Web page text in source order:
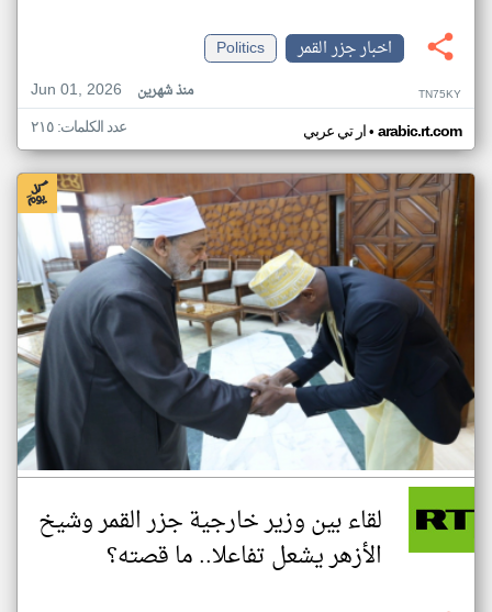
اخبار جزر القمر
Politics
Jun 01, 2026
منذ شهرين TN75KY
ار تي عربي• arabic.rt.com عدد الكلمات: ٢١٥
لقاء بين وزير خارجية جزر القمر وشيخ
الأزهر يشعل تفاعلا.. ما قصته؟